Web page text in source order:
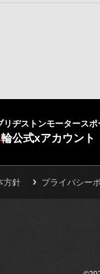
リヂストンモータースポ
輪公式xアカウント
方針 プライバシー